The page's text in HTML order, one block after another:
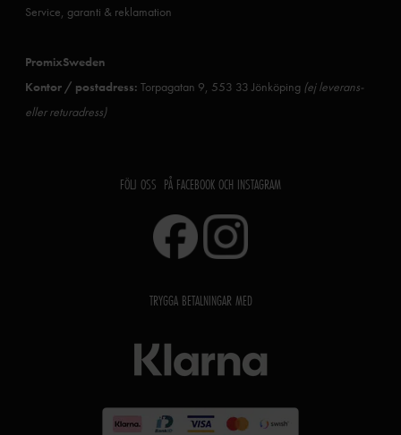
Service, garanti & reklamation
PromixSweden
Kontor / postadress: Torpagatan 9, 553 33 Jönköping (ej leverans-
eller returadress)
FÖLJ OSS PÅ FACEBOOK OCH INSTAGRAM
TRYGGA BETALNINGAR MED